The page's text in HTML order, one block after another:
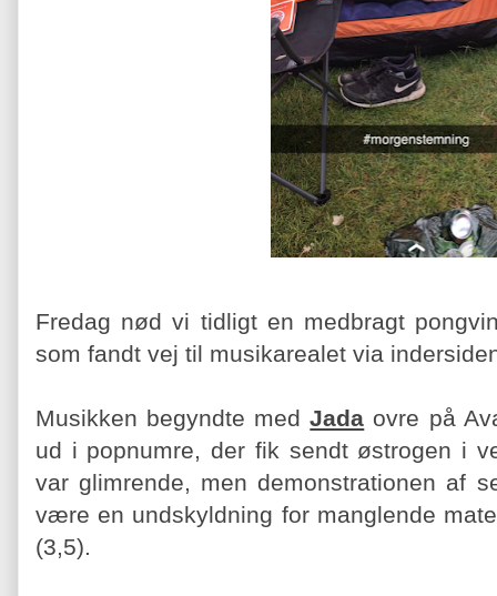
Fredag nød vi tidligt en medbragt
som fandt vej til musikarealet via
Musikken begyndte medJada ovre på
ud i popnumre, der fik sendt østrogen i
var glimrende, men demonstrationen af
være en undskyldning for manglende
(3,5).